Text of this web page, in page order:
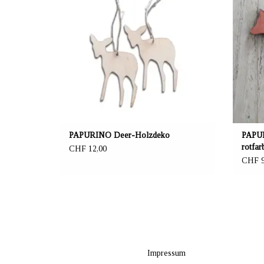
lackiert. Ein niedliches Schmuckstück z.B. für
den Weihnachtsbaum. Die Höhe einer Tierfigur
beträgt 5 cm.
PAPURINO Deer-Holzdeko
CHF 12,00
CHF
Impressum